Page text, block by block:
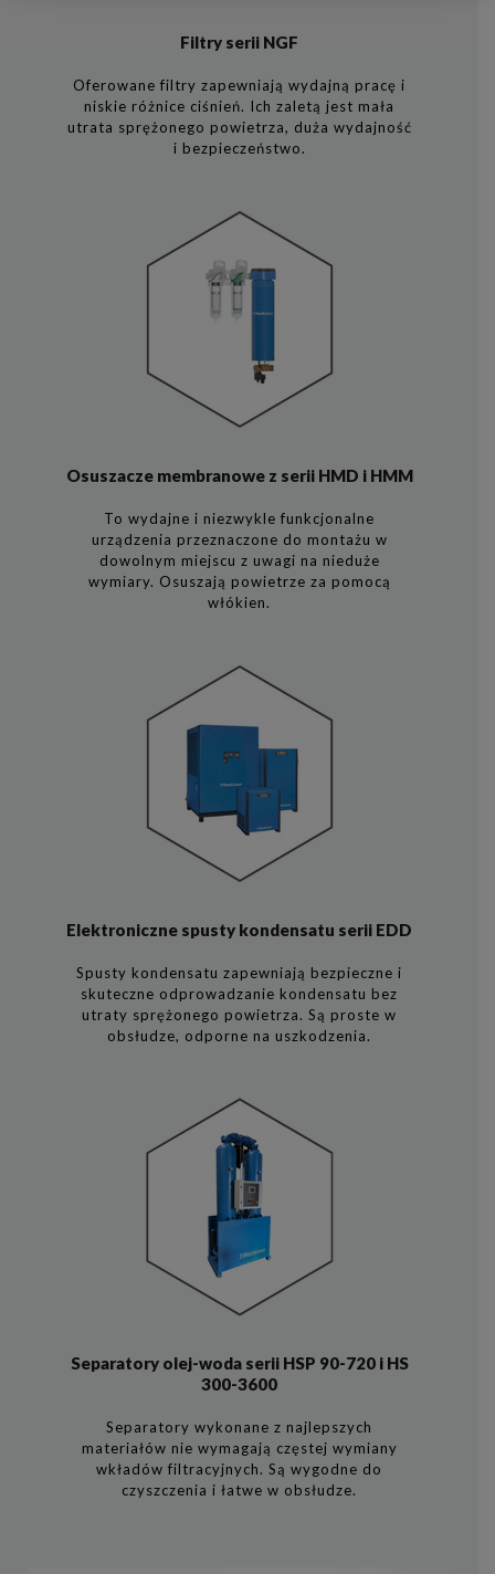
Filtry serii NGF
Oferowane filtry zapewniają wydajną pracę i
niskie różnice ciśnień. Ich zaletą jest mała
utrata sprężonego powietrza, duża wydajność
i bezpieczeństwo.
Osuszacze membranowe z serii HMD i HMM
To wydajne i niezwykle funkcjonalne
urządzenia przeznaczone do montażu w
dowolnym miejscu z uwagi na nieduże
wymiary. Osuszają powietrze za pomocą
włókien.
Elektroniczne spusty kondensatu serii EDD
Spusty kondensatu zapewniają bezpieczne i
skuteczne odprowadzanie kondensatu bez
utraty sprężonego powietrza. Są proste w
obsłudze, odporne na uszkodzenia.
Separatory olej-woda serii HSP 90-720 i HS
300-3600
Separatory wykonane z najlepszych
materiałów nie wymagają częstej wymiany
wkładów filtracyjnych. Są wygodne do
czyszczenia i łatwe w obsłudze.